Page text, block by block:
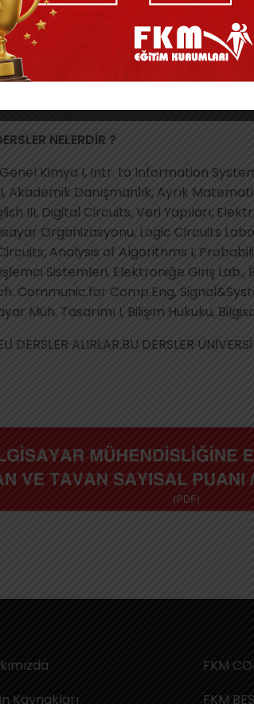
olan, analitik
eden,
bireylere yönelik bir bölümdür.
gibi özellikler gerektirir. İyi
NELERDİR ?
Kimya I, Intr. to Information
Danışmanlık, Ayrık
III, Digital Circuits, Veri Yapıları,
Organizasyonu, Logic Circuits
Analysis of Algorithms I,
Sistemleri, Elektroniğe Giriş
Communic.for Comp.Eng,
Müh. Tasarımı I, Bilişim Hukuku,
DERSLER ALIRLAR.BU DERSLER
Kaynakları
FKM
FKM